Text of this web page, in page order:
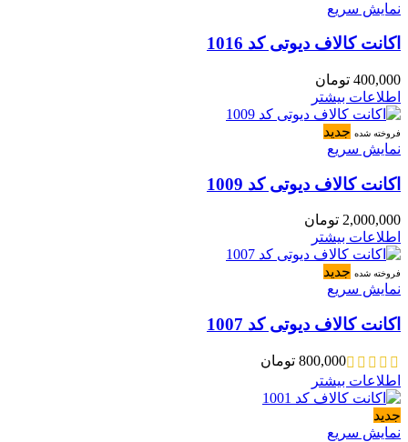
نمایش سریع
اکانت کالاف دیوتی کد 1016
400,000 تومان
اطلاعات بیشتر
فروخته شده جدید
نمایش سریع
اکانت کالاف دیوتی کد 1009
2,000,000 تومان
اطلاعات بیشتر
فروخته شده جدید
نمایش سریع
اکانت کالاف دیوتی کد 1007
800,000 تومان
اطلاعات بیشتر
جدید
نمایش سریع